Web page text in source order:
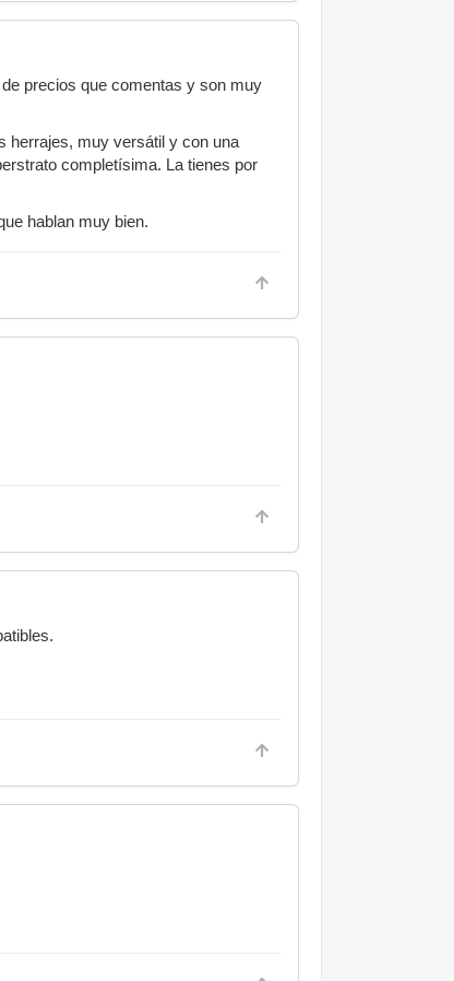
precios que comentas y son muy
herrajes, muy versátil y con una
completísima. La tienes por
hablan muy bien.